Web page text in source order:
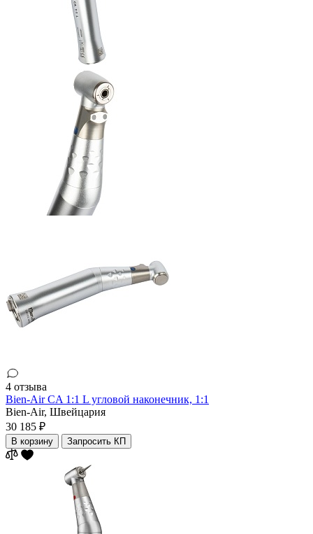
4 отзыва
Bien-Air CA 1:1 L угловой наконечник, 1:1
Bien-Air, Швейцария
30 185 ₽
В корзину Запросить КП